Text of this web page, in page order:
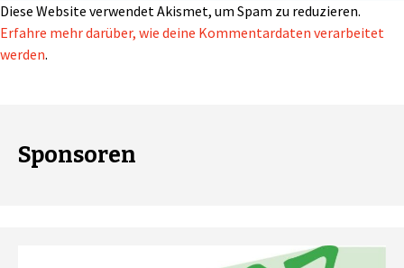
Diese Website verwendet Akismet, um Spam zu reduzieren.
Erfahre mehr darüber, wie deine Kommentardaten verarbeitet
werden.
Sponsoren